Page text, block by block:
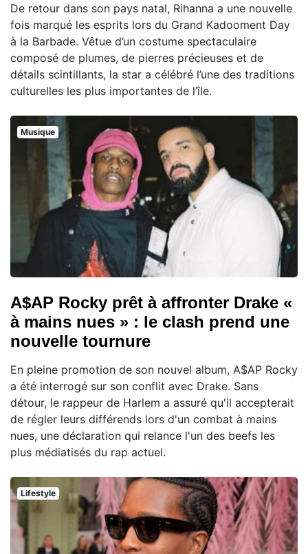
De retour dans son pays natal, Rihanna a une nouvelle
fois marqué les esprits lors du Grand Kadooment Day
à la Barbade. Vêtue d’un costume spectaculaire
composé de plumes, de pierres précieuses et de
détails scintillants, la star a célébré l’une des traditions
culturelles les plus importantes de l’île.
Musique
A$AP Rocky prêt à affronter Drake «
à mains nues » : le clash prend une
nouvelle tournure
En pleine promotion de son nouvel album, A$AP Rocky
a été interrogé sur son conflit avec Drake. Sans
détour, le rappeur de Harlem a assuré qu'il accepterait
de régler leurs différends lors d'un combat à mains
nues, une déclaration qui relance l'un des beefs les
plus médiatisés du rap actuel.
Lifestyle